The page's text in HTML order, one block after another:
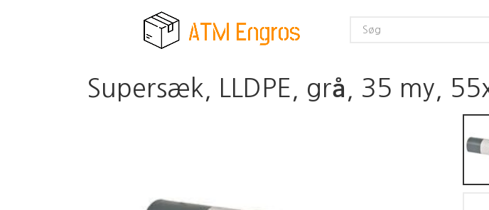
Supersæk, LLDPE, grå, 35 my,